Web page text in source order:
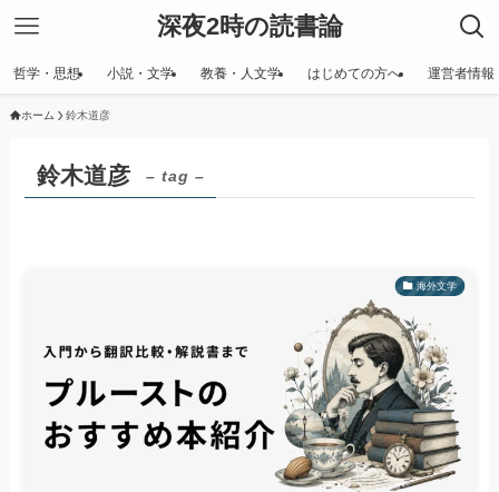
深夜2時の読書論
哲学・思想 小説・文学 教養・人文学 はじめての方へ 運営者情報
ホーム 鈴木道彦
鈴木道彦 – tag –
海外文学